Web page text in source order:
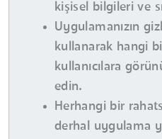
kişisel bilgileri ve
Uygulamanızın
kullanarak hangi
kullanıcılara
edin.
Herhangi bir
derhal uygulama